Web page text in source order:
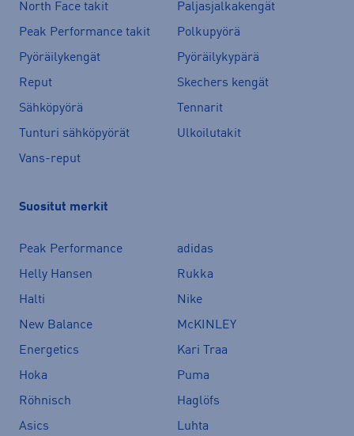
North Face takit
Paljasjalkakengät
Peak Performance takit
Polkupyörä
Pyöräilykengät
Pyöräilykypärä
Reput
Skechers kengät
Sähköpyörä
Tennarit
Tunturi sähköpyörät
Ulkoilutakit
Vans-reput
Suositut merkit
Peak Performance
adidas
Helly Hansen
Rukka
Halti
Nike
New Balance
McKINLEY
Energetics
Kari Traa
Hoka
Puma
Röhnisch
Haglöfs
Asics
Luhta